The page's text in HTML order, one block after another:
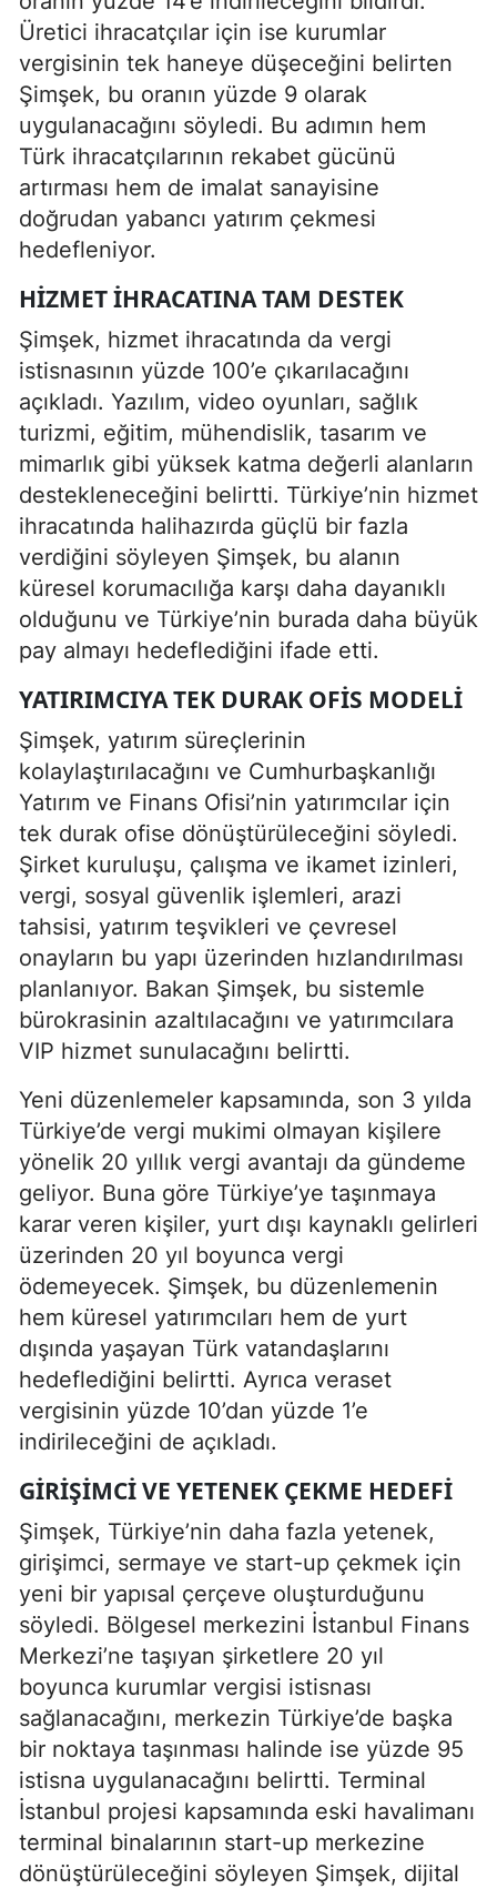
Üretici ihracatçılar için ise kurumlar
vergisinin tek haneye düşeceğini belirten
Şimşek, bu oranın yüzde 9 olarak
uygulanacağını söyledi. Bu adımın hem
Türk ihracatçılarının rekabet gücünü
artırması hem de imalat sanayisine
doğrudan yabancı yatırım çekmesi
hedefleniyor.
HIZMET IHRACATINA TAM DESTEK
Şimşek, hizmet ihracatında da vergi
istisnasının yüzde 100’e çıkarılacağını
açıkladı. Yazılım, video oyunları, sağlık
turizmi, eğitim, mühendislik, tasarım ve
mimarlık gibi yüksek katma değerli alanların
destekleneceğini belirtti. Türkiye’nin hizmet
ihracatında halihazırda güçlü bir fazla
verdiğini söyleyen Şimşek, bu alanın
küresel korumacılığa karşı daha dayanıklı
olduğunu ve Türkiye’nin burada daha büyük
pay almayı hedeflediğini ifade etti.
YATIRIMCIYA TEK DURAK OFIS MODELI
Şimşek, yatırım süreçlerinin
kolaylaştırılacağını ve Cumhurbaşkanlığı
Yatırım ve Finans Ofisi’nin yatırımcılar için
tek durak ofise dönüştürüleceğini söyledi.
Şirket kuruluşu, çalışma ve ikamet izinleri,
vergi, sosyal güvenlik işlemleri, arazi
tahsisi, yatırım teşvikleri ve çevresel
onayların bu yapı üzerinden hızlandırılması
planlanıyor. Bakan Şimşek, bu sistemle
bürokrasinin azaltılacağını ve yatırımcılara
VIP hizmet sunulacağını belirtti.
Yeni düzenlemeler kapsamında, son 3 yılda
Türkiye’de vergi mukimi olmayan kişilere
yönelik 20 yıllık vergi avantajı da gündeme
geliyor. Buna göre Türkiye’ye taşınmaya
karar veren kişiler, yurt dışı kaynaklı gelirleri
üzerinden 20 yıl boyunca vergi
ödemeyecek. Şimşek, bu düzenlemenin
hem küresel yatırımcıları hem de yurt
dışında yaşayan Türk vatandaşlarını
hedeflediğini belirtti. Ayrıca veraset
vergisinin yüzde 10’dan yüzde 1’e
indirileceğini de açıkladı.
GIRIŞIMCI VE YETENEK ÇEKME HEDEFI
Şimşek, Türkiye’nin daha fazla yetenek,
girişimci, sermaye ve start-up çekmek için
yeni bir yapısal çerçeve oluşturduğunu
söyledi. Bölgesel merkezini İstanbul Finans
Merkezi’ne taşıyan şirketlere 20 yıl
boyunca kurumlar vergisi istisnası
sağlanacağını, merkezin Türkiye’de başka
bir noktaya taşınması halinde ise yüzde 95
istisna uygulanacağını belirtti. Terminal
İstanbul projesi kapsamında eski havalimanı
terminal binalarının start-up merkezine
dönüştürüleceğini söyleyen Şimşek, dijital